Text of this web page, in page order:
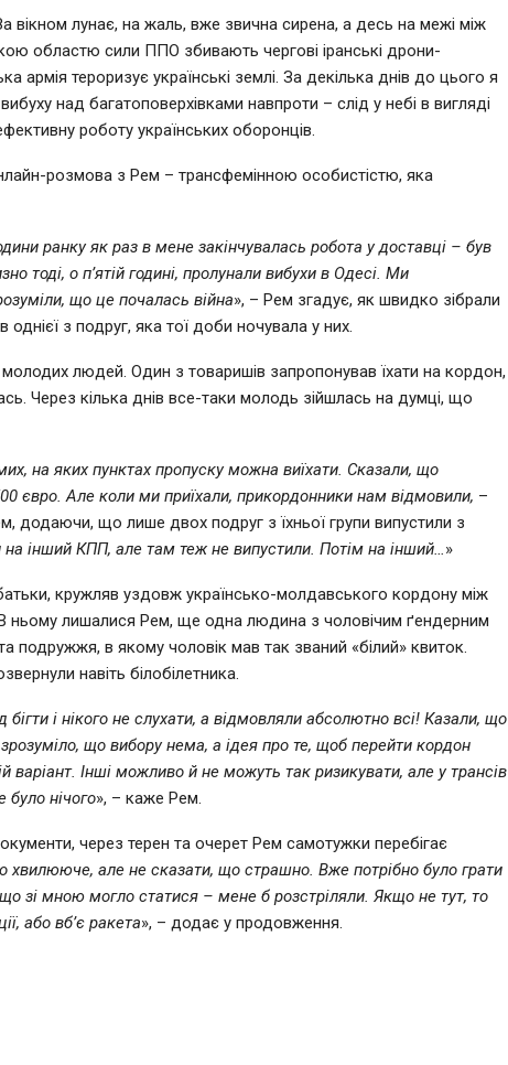
вікном лунає, на жаль, вже звична сирена, а десь на межі між
областю сили ППО збивають чергові іранські дрони-
армія тероризує українські землі. За декілька днів до цього я
над багатоповерхівками навпроти – слід у небі в вигляді
роботу українських оборонців.
розмова з Рем – трансфемінною особистістю, яка
ранку як раз в мене закінчувалась робота у доставці – був
тоді, о п’ятій годині, пролунали вибухи в Одесі. Ми
що це почалась війна», – Рем згадує, як швидко зібрали
однієї з подруг, яка тої доби ночувала у них.
людей. Один з товаришів запропонував їхати на кордон,
Через кілька днів все-таки молодь зійшлась на думці, що
на яких пунктах пропуску можна виїхати. Сказали, що
євро. Але коли ми приїхали, прикордонники нам відмовили, –
додаючи, що лише двох подруг з їхньої групи випустили з
на інший КПП, але там теж не випустили. Потім на інший…»
кружляв уздовж українсько-молдавського кордону між
ньому лишалися Рем, ще одна людина з чоловічим ґендерним
подружжя, в якому чоловік мав так званий «білий» квиток.
навіть білобілетника.
бігти і нікого не слухати, а відмовляли абсолютно всі! Казали, що
що вибору нема, а ідея про те, щоб перейти кордон
варіант. Інші можливо й не можуть так ризикувати, але у трансів
нічого», – каже Рем.
через терен та очерет Рем самотужки перебігає
хвилююче, але не сказати, що страшно. Вже потрібно було грати
зі мною могло статися – мене б розстріляли. Якщо не тут, то
або вб’є ракета», – додає у продовження.